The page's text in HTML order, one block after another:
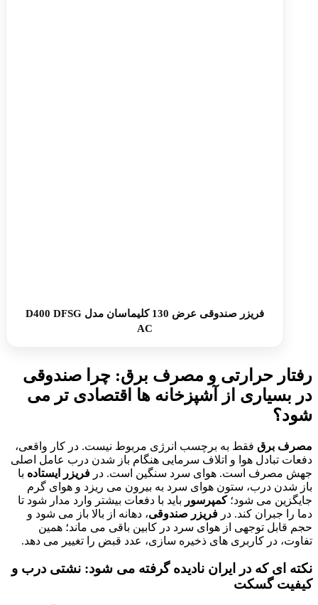
فریزر صندوقی عرض 130 کلیماسان مدل D400 DFSG
AC
رفتار حرارتی و مصرف برق: چرا صندوقی
در بسیاری از آشپزخانه ها اقتصادی تر می
شود؟
مصرف برق فقط به برچسب انرژی مربوط نیست. در کار واقعی،
دفعات تبادل هوا و اتلاف سرمایی هنگام باز شدن درب عامل اصلی
جهش مصرف است. هوای سرد سنگین است. در فریزر ایستاده با
باز شدن درب، ستون هوای سرد به بیرون می ریزد و هوای گرم
جایگزین می شود؛کمپرسور باید با دفعات بیشتر وارد مدار شود تا
دما را جبران کند. در فریزر صندوقی، دهانه از بالا باز می شود و
حجم قابل توجهی از هوای سرد در کابین باقی می ماند؛ همین
تفاوت، در کاربری های ذخیره سازی، عدد قبض را تغییر می دهد.
نکته ای که در ایران نادیده گرفته می شود: نشتی درب و
کیفیت گسکت